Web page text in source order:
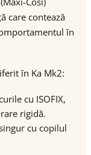
care contează
în
în Ka Mk2:
cu ISOFIX,
rigidă.
cu copilul